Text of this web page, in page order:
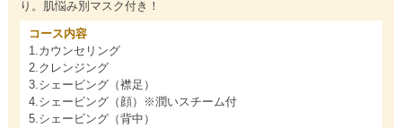
り。肌悩み別マスク付き！
コース内容
1.カウンセリング
2.クレンジング
3.シェービング（襟足）
4.シェービング（顔）※潤いスチーム付
5.シェービング（背中）